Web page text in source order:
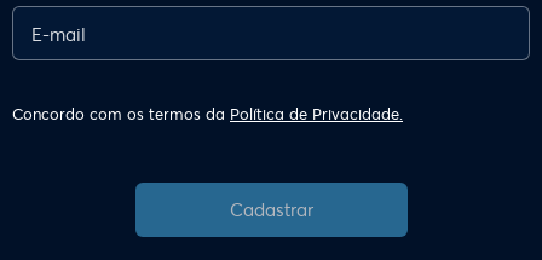
Concordo com os termos da Política de Privacidade.
Cadastrar